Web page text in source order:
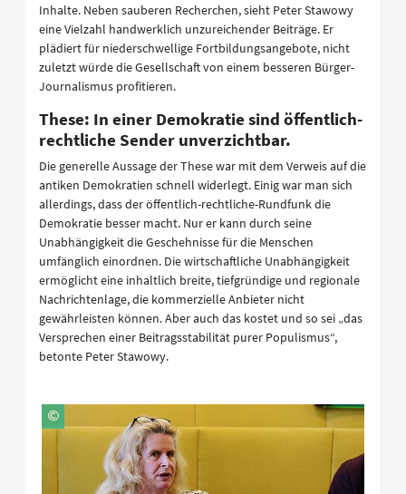
Inhalte. Neben sauberen Recherchen, sieht Peter Stawowy
eine Vielzahl handwerklich unzureichender Beiträge. Er
plädiert für niederschwellige Fortbildungsangebote, nicht
zuletzt würde die Gesellschaft von einem besseren Bürger-
Journalismus profitieren.
These: In einer Demokratie sind öffentlich-
rechtliche Sender unverzichtbar.
Die generelle Aussage der These war mit dem Verweis auf die
antiken Demokratien schnell widerlegt. Einig war man sich
allerdings, dass der öffentlich-rechtliche-Rundfunk die
Demokratie besser macht. Nur er kann durch seine
Unabhängigkeit die Geschehnisse für die Menschen
umfänglich einordnen. Die wirtschaftliche Unabhängigkeit
ermöglicht eine inhaltlich breite, tiefgründige und regionale
Nachrichtenlage, die kommerzielle Anbieter nicht
gewährleisten können. Aber auch das kostet und so sei „das
Versprechen einer Beitragsstabilität purer Populismus“,
betonte Peter Stawowy.